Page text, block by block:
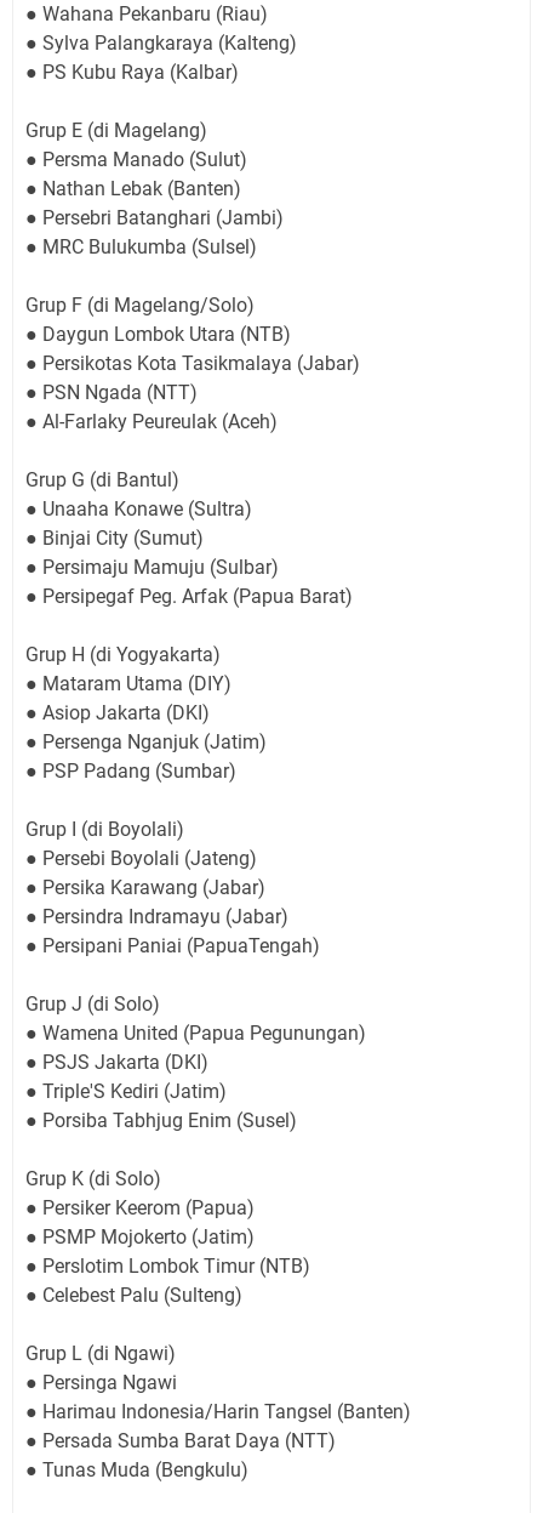
● Wahana Pekanbaru (Riau)
● Sylva Palangkaraya (Kalteng)
● PS Kubu Raya (Kalbar)
Grup E (di Magelang)
● Persma Manado (Sulut)
● Nathan Lebak (Banten)
● Persebri Batanghari (Jambi)
● MRC Bulukumba (Sulsel)
Grup F (di Magelang/Solo)
● Daygun Lombok Utara (NTB)
● Persikotas Kota Tasikmalaya (Jabar)
● PSN Ngada (NTT)
● Al-Farlaky Peureulak (Aceh)
Grup G (di Bantul)
● Unaaha Konawe (Sultra)
● Binjai City (Sumut)
● Persimaju Mamuju (Sulbar)
● Persipegaf Peg. Arfak (Papua Barat)
Grup H (di Yogyakarta)
● Mataram Utama (DIY)
● Asiop Jakarta (DKI)
● Persenga Nganjuk (Jatim)
● PSP Padang (Sumbar)
Grup I (di Boyolali)
● Persebi Boyolali (Jateng)
● Persika Karawang (Jabar)
● Persindra Indramayu (Jabar)
● Persipani Paniai (PapuaTengah)
Grup J (di Solo)
● Wamena United (Papua Pegunungan)
● PSJS Jakarta (DKI)
● Triple'S Kediri (Jatim)
● Porsiba Tabhjug Enim (Susel)
Grup K (di Solo)
● Persiker Keerom (Papua)
● PSMP Mojokerto (Jatim)
● Perslotim Lombok Timur (NTB)
● Celebest Palu (Sulteng)
Grup L (di Ngawi)
● Persinga Ngawi
● Harimau Indonesia/Harin Tangsel (Banten)
● Persada Sumba Barat Daya (NTT)
● Tunas Muda (Bengkulu)